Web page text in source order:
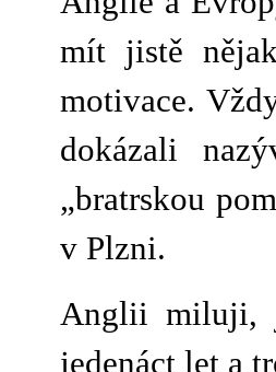
mít jistě
motivace.
dokázali
„bratrskou
v Plzni.
Anglii miluji,
jedenáct let a